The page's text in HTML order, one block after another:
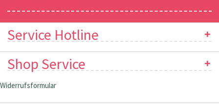
Service Hotline
Shop Service
Widerrufsformular